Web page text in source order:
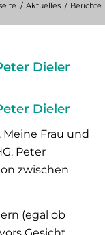
/ Aktuelles / Berichte
Dieler
Dieler
Frau und
Peter
zwischen
(egal ob
Gesicht.